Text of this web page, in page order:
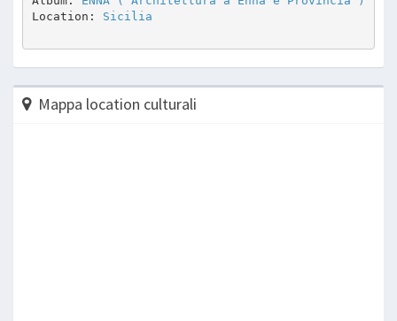
Location: Sicilia
Mappa location culturali